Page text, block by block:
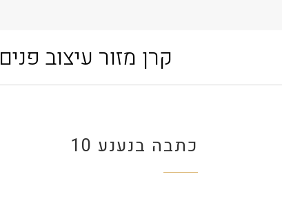
קרן מזור עיצוב פנים
כתבה בנענע 10